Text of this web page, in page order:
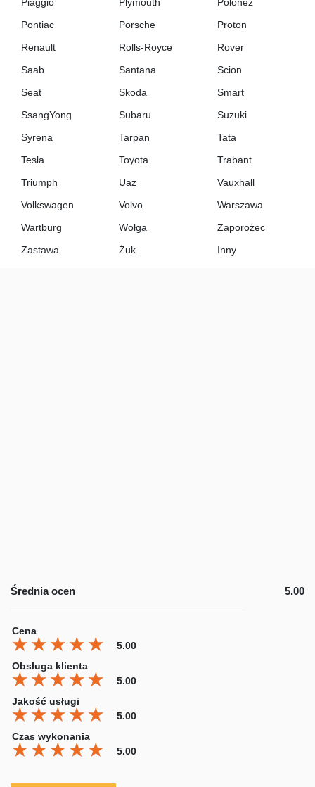
Pontiac
Porsche
Proton
Renault
Rolls-Royce
Rover
Saab
Santana
Scion
Seat
Skoda
Smart
SsangYong
Subaru
Suzuki
Syrena
Tarpan
Tata
Tesla
Toyota
Trabant
Triumph
Uaz
Vauxhall
Volkswagen
Volvo
Warszawa
Wartburg
Wołga
Zaporożec
Zastawa
Żuk Inny
Średnia ocen 5.00
Cena
5.00
★★★★★
★★★★★
★★★★★
Obsługa klienta
5.00
★★★★★
★★★★★
★★★★★
Jakość usługi
5.00
★★★★★
★★★★★
★★★★★
Czas wykonania
5.00
★★★★★
★★★★★
★★★★★